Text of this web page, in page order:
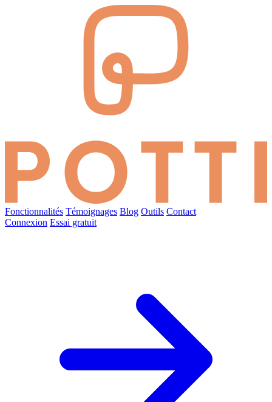
Fonctionnalités Témoignages Blog Outils Contact
Connexion Essai gratuit